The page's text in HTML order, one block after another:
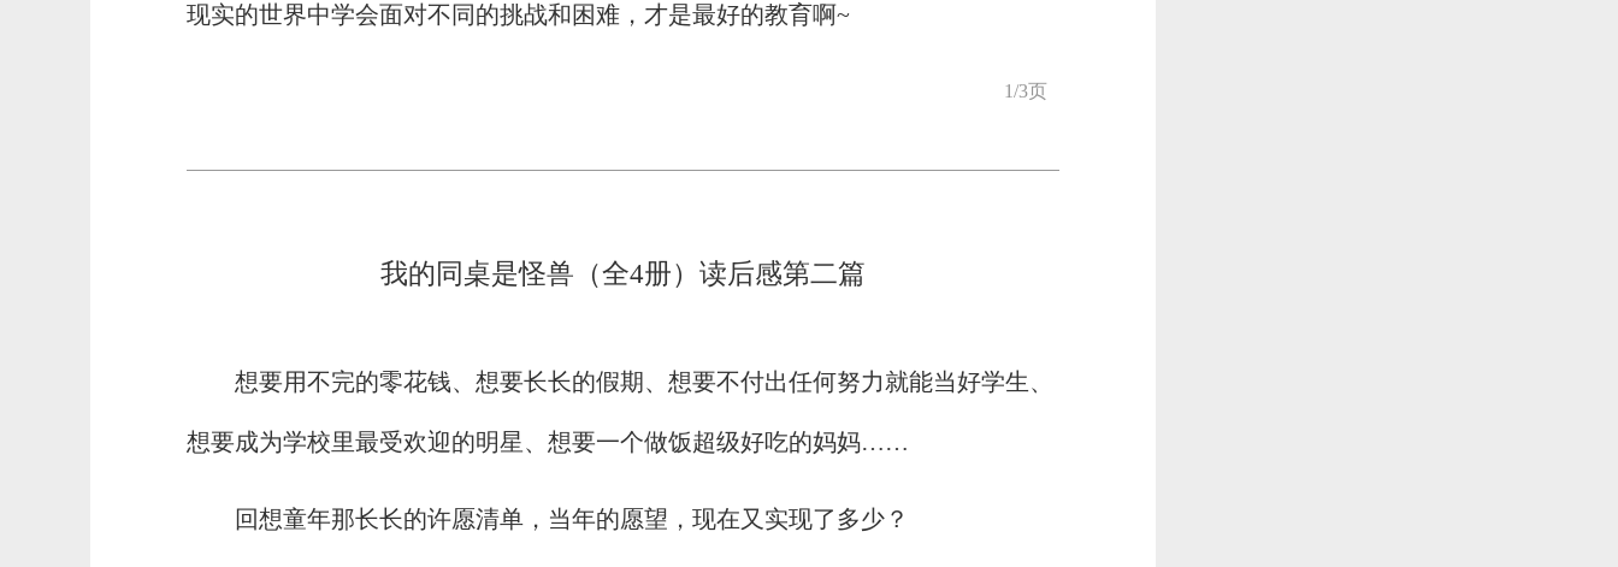
现实的世界中学会面对不同的挑战和困难，才是最好的教育啊~
1/3页
我的同桌是怪兽（全4册）读后感第二篇
想要用不完的零花钱、想要长长的假期、想要不付出任何努力就能当好学生、
想要成为学校里最受欢迎的明星、想要一个做饭超级好吃的妈妈……
回想童年那长长的许愿清单，当年的愿望，现在又实现了多少？